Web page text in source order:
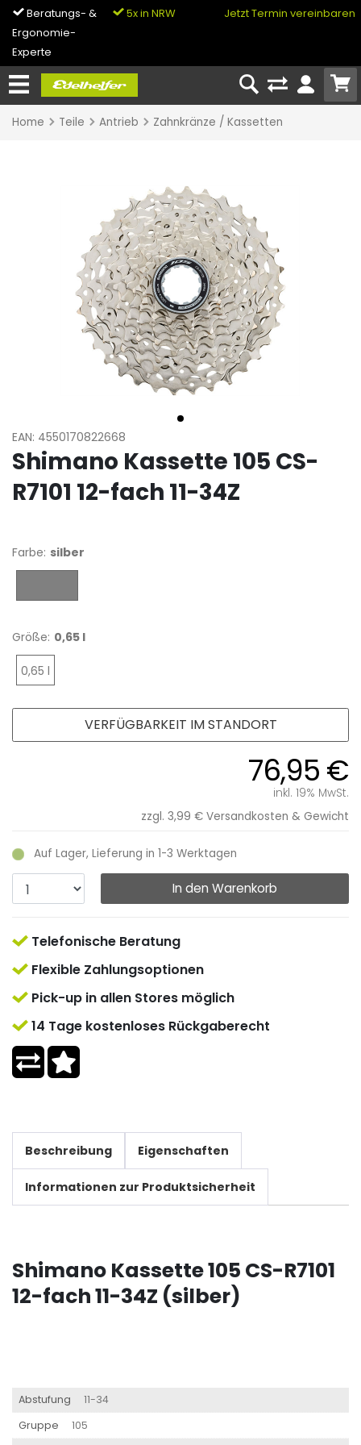
5x in NRW
0% Finanzierung
Jetzt Termin vereinbaren
Home Teile Antrieb Zahnkränze / Kassetten
EAN: 4550170822668
Shimano Kassette 105 CS-
R7101 12-fach 11-34Z
Farbe: silber
Größe: 0,65 l
0,65 l
76,95 €
inkl. 19% MwSt.
zzgl. 3,99 € Versandkosten & Gewicht
Auf Lager, Lieferung in 1-3 Werktagen
In den Warenkorb
VERFÜGBARKEIT IM STANDORT
Telefonische Beratung
Flexible Zahlungsoptionen
Pick-up in allen Stores möglich
14 Tage kostenloses Rückgaberecht
Beschreibung Eigenschaften
Informationen zur Produktsicherheit
Shimano Kassette 105 CS-R7101
12-fach 11-34Z (silber)
Abstufung
11-34
Gruppe
105